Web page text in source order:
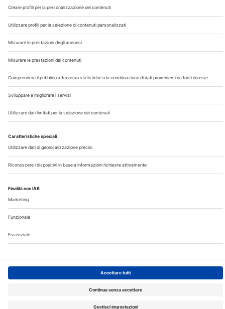
Chi Siamo
Contatti
Note Legali
Privacy
©2026 Edra S.p.a | www.edraspa.it | P.iva 08056040960
| Tel. 02/881841 | Sede legale: Viale Enrico Forlanini 21 -
20134 Milano (Italy)
5/05/2022